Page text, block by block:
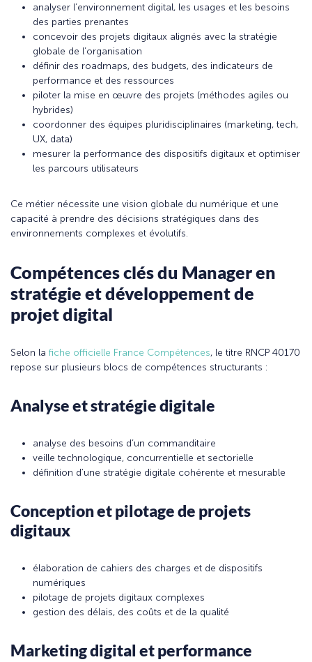
analyser l’environnement digital, les usages et les besoins
des parties prenantes
concevoir des projets digitaux alignés avec la stratégie
globale de l’organisation
définir des roadmaps, des budgets, des indicateurs de
performance et des ressources
piloter la mise en œuvre des projets (méthodes agiles ou
hybrides)
coordonner des équipes pluridisciplinaires (marketing, tech,
UX, data)
mesurer la performance des dispositifs digitaux et optimiser
les parcours utilisateurs
Ce métier nécessite une vision globale du numérique et une
capacité à prendre des décisions stratégiques dans des
environnements complexes et évolutifs.
Compétences clés du Manager en
stratégie et développement de
projet digital
Selon la fiche officielle France Compétences, le titre RNCP 40170
repose sur plusieurs blocs de compétences structurants :
Analyse et stratégie digitale
analyse des besoins d’un commanditaire
veille technologique, concurrentielle et sectorielle
définition d’une stratégie digitale cohérente et mesurable
Conception et pilotage de projets
digitaux
élaboration de cahiers des charges et de dispositifs
numériques
pilotage de projets digitaux complexes
gestion des délais, des coûts et de la qualité
Marketing digital et performance